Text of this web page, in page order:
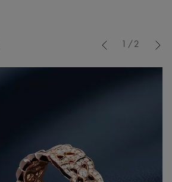
1/2